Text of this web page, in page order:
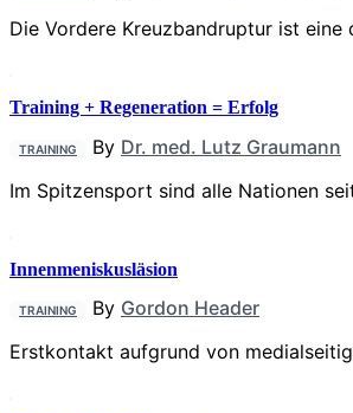
Die Vordere Kreuzbandruptur ist
Training + Regeneration = Erfolg
TRAINING By Dr. med. Lutz Graumann
Im Spitzensport sind alle Nationen
Innenmeniskusläsion
TRAINING By Gordon Header
Erstkontakt aufgrund von